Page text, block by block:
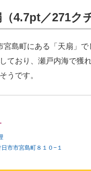
ットの話題
4.7pt／271ク
島町にある「天扇」
ており、瀬戸内海で獲
うです。
市市宮島町８１０−１